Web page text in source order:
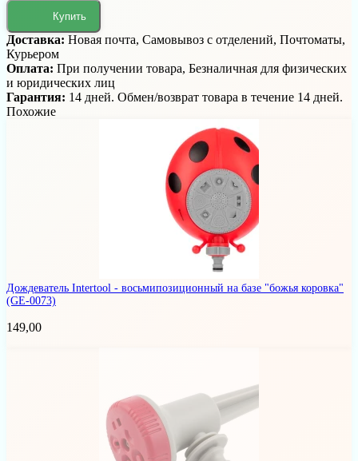
Купить
Доставка: Новая почта, Самовывоз с отделений, Почтоматы,
Курьером
Оплата: При получении товара, Безналичная для физических
и юридических лиц
Гарантия: 14 дней. Обмен/возврат товара в течение 14 дней.
Похожие
Дождеватель Intertool - восьмипозиционный на базе "божья коровка"
(GE-0073)
149,00